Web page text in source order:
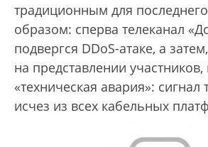
традиционным для
образом: сперва телеканал
подвергся DDoS-атаке, а
на представлении
«техническая авария»: сигнал
исчез из всех кабельных